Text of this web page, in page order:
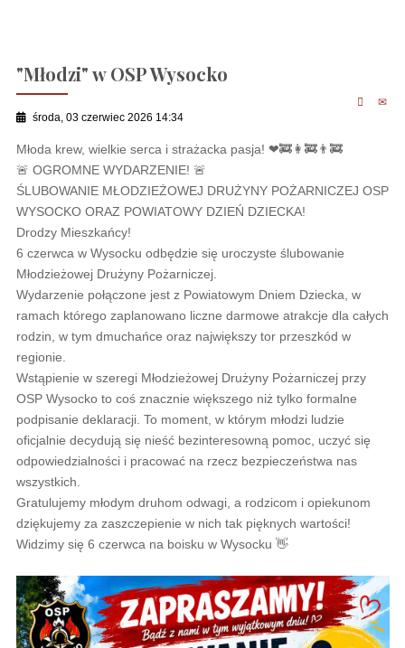
"Młodzi" w OSP Wysocko
środa, 03 czerwiec 2026 14:34
Młoda krew, wielkie serca i strażacka pasja! ❤🚒👩‍🚒👨‍🚒
🚨 OGROMNE WYDARZENIE! 🚨
ŚLUBOWANIE MŁODZIEŻOWEJ DRUŻYNY POŻARNICZEJ OSP
WYSOCKO ORAZ POWIATOWY DZIEŃ DZIECKA!
Drodzy Mieszkańcy!
6 czerwca w Wysocku odbędzie się uroczyste ślubowanie
Młodzieżowej Drużyny Pożarniczej.
Wydarzenie połączone jest z Powiatowym Dniem Dziecka, w
ramach którego zaplanowano liczne darmowe atrakcje dla całych
rodzin, w tym dmuchańce oraz największy tor przeszkód w
regionie.
Wstąpienie w szeregi Młodzieżowej Drużyny Pożarniczej przy
OSP Wysocko to coś znacznie większego niż tylko formalne
podpisanie deklaracji. To moment, w którym młodzi ludzie
oficjalnie decydują się nieść bezinteresowną pomoc, uczyć się
odpowiedzialności i pracować na rzecz bezpieczeństwa nas
wszystkich.
Gratulujemy młodym druhom odwagi, a rodzicom i opiekunom
dziękujemy za zaszczepienie w nich tak pięknych wartości!
Widzimy się 6 czerwca na boisku w Wysocku 👋